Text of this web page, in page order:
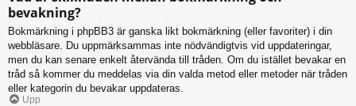
bevakning?
Bokmärkning i phpBB3 är ganska likt bokmärkning (eller favoriter) i din
webbläsare. Du uppmärksammas inte nödvändigtvis vid uppdateringar,
men du kan senare enkelt återvända till tråden. Om du istället bevakar en
tråd så kommer du meddelas via din valda metod eller metoder när tråden
eller kategorin du bevakar uppdateras.
Upp